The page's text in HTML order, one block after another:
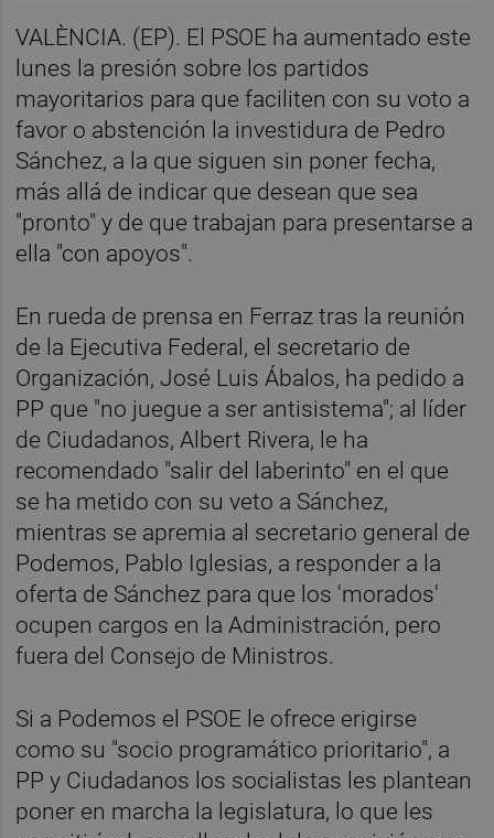
VALÈNCIA. (EP). El PSOE ha aumentado este
lunes la presión sobre los partidos
mayoritarios para que faciliten con su voto a
favor o abstención la investidura de Pedro
Sánchez, a la que siguen sin poner fecha,
más allá de indicar que desean que sea
"pronto" y de que trabajan para presentarse a
ella "con apoyos".
En rueda de prensa en Ferraz tras la reunión
de la Ejecutiva Federal, el secretario de
Organización, José Luis Ábalos, ha pedido a
PP que "no juegue a ser antisistema"; al líder
de Ciudadanos, Albert Rivera, le ha
recomendado "salir del laberinto" en el que
se ha metido con su veto a Sánchez,
mientras se apremia al secretario general de
Podemos, Pablo Iglesias, a responder a la
oferta de Sánchez para que los 'morados'
ocupen cargos en la Administración, pero
fuera del Consejo de Ministros.
Si a Podemos el PSOE le ofrece erigirse
como su "socio programático prioritario", a
PP y Ciudadanos los socialistas les plantean
poner en marcha la legislatura, lo que les